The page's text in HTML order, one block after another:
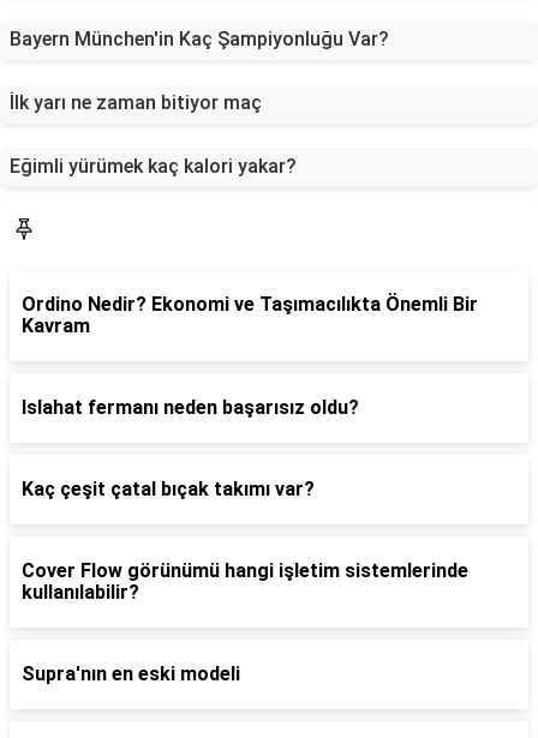
Bayern München'in Kaç Şampiyonluğu Var?
İlk yarı ne zaman bitiyor maç
Eğimli yürümek kaç kalori yakar?
Ordino Nedir? Ekonomi ve Taşımacılıkta Önemli Bir
Kavram
Islahat fermanı neden başarısız oldu?
Kaç çeşit çatal bıçak takımı var?
Cover Flow görünümü hangi işletim sistemlerinde
kullanılabilir?
Supra'nın en eski modeli